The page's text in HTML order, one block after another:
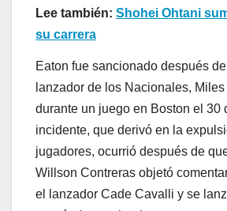
Lee también: Shohei Ohtani
su carrera
Eaton fue sancionado después
lanzador de los Nacionales,
durante un juego en Boston el 30
incidente, que derivó en la
jugadores, ocurrió después de
Willson Contreras objetó
el lanzador Cade Cavalli y se